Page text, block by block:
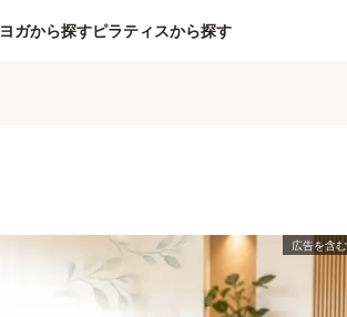
ヨガから探すピラティスから探す